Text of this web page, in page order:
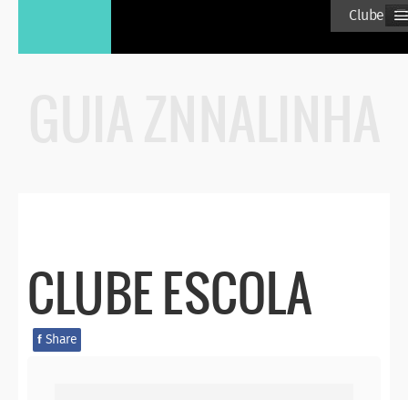
Clube ≡
CLUBE ESCOLA
f Share